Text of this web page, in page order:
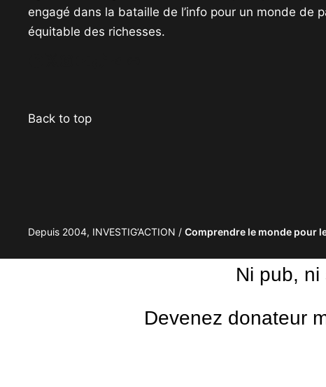
engagé dans la bataille de l’info pour un monde de
équitable des richesses.
Back to top
Depuis 2004, INVESTIG’ACTION /Comprendre le monde pour
Ni pub, ni
Devenez donateur